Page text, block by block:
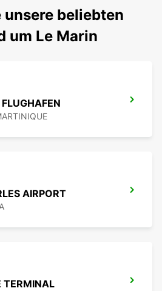
unsere beliebten
um Le Marin
AIRPORT
TERMINAL